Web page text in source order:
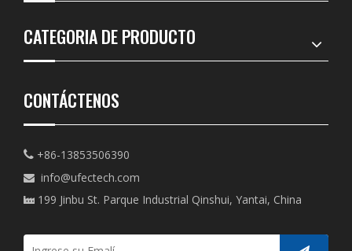
CATEGORIA DE PRODUCTO
CONTÁCTENOS
 +86-13853506390
 info@ufectech.com
 199 Jinbu St. Parque Industrial Qinshui, Yantai, China